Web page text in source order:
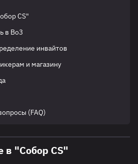
CS"
в Bo3
инвайтов
и магазину
(FAQ)
"Собор CS"